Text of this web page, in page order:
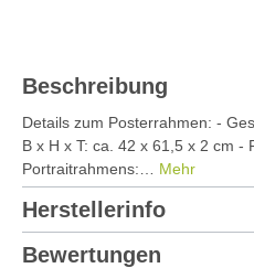
Beschreibung
Details zum Posterrahmen: -
B x H x T: ca. 42 x 61,5 x 2 cm -
Portraitrahmens:… Mehr
Herstellerinfo
Bewertungen